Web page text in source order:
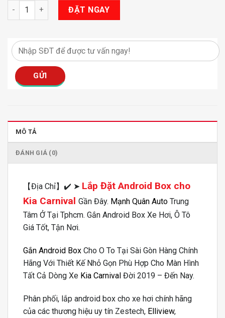
Android Box Cho Kia Carnival số lượng
ĐẶT NGAY
MÔ TẢ
ĐÁNH GIÁ (0)
【Địa Chỉ】✔️ ➤ Lắp Đặt Android Box cho
Kia Carnival Gần Đây. Mạnh Quân Auto Trung
Tâm Ở Tại Tphcm️. Gắn Android Box Xe Hơi, Ô Tô
Giá Tốt, Tận Nơi.
Gắn Android Box Cho O To Tại Sài Gòn Hàng Chính
Hãng Với Thiết Kế Nhỏ Gọn Phù Hợp Cho Màn Hình
Tất Cả Dòng Xe Kia Carnival Đời 2019 – Đến Nay.
Phân phối, lắp android box cho xe hơi chính hãng
của các thương hiệu uy tín Zestech, Elliview,